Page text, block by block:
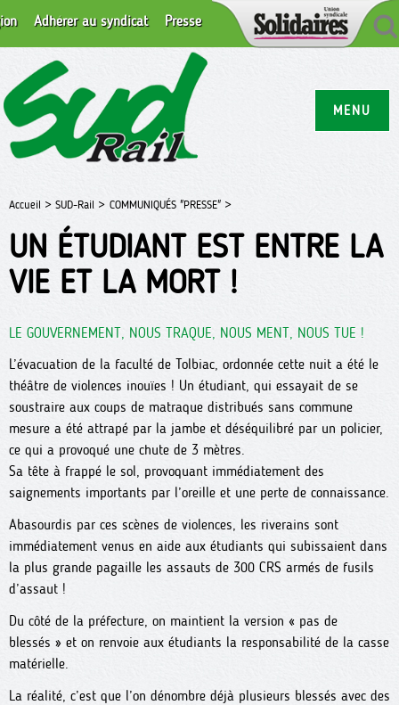
MENU
Adhérer au syndicat Presse
Accueil > SUD-Rail > COMMUNIQUÉS "PRESSE" >
UN ÉTUDIANT EST ENTRE LA
VIE ET LA MORT !
LE GOUVERNEMENT, NOUS TRAQUE, NOUS MENT, NOUS TUE !
L’évacuation de la faculté de Tolbiac, ordonnée cette nuit a été le
théâtre de violences inouïes ! Un étudiant, qui essayait de se
soustraire aux coups de matraque distribués sans commune
mesure a été attrapé par la jambe et déséquilibré par un policier,
ce qui a provoqué une chute de 3 mètres.
Sa tête à frappé le sol, provoquant immédiatement des
saignements importants par l’oreille et une perte de connaissance.
Abasourdis par ces scènes de violences, les riverains sont
immédiatement venus en aide aux étudiants qui subissaient dans
la plus grande pagaille les assauts de 300 CRS armés de fusils
d’assaut !
Du côté de la préfecture, on maintient la version « pas de
blessés » et on renvoie aux étudiants la responsabilité de la casse
matérielle.
La réalité, c’est que l’on dénombre déjà plusieurs blessés avec des